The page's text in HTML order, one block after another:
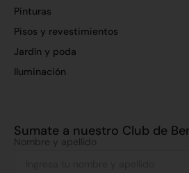
Pinturas
Pisos y revestimientos
Jardín y poda
Iluminación
Sumate a nuestro Club de
Nombre y apellido